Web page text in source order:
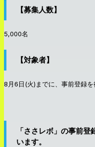
【募集人数】
5,000名
【対象者】
8月6日(火)までに、事前登録
「ささレボ」の事前
います。